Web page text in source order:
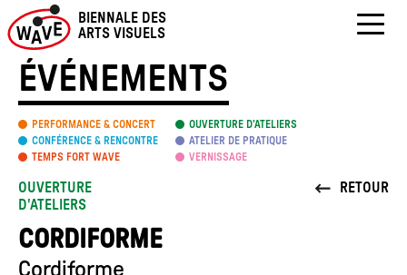
to
content
BIENNALE DES
ARTS VISUELS
ÉVÉNEMENTS
PERFORMANCE & CONCERT
OUVERTURE D’ATELIERS
CONFÉRENCE & RENCONTRE
ATELIER DE PRATIQUE
TEMPS FORT WAVE
VERNISSAGE
OUVERTURE
D'ATELIERS
RETOUR
CORDIFORME
Cordiforme